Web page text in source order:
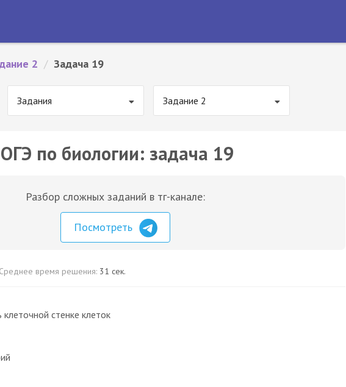
2 / Задача 19
Задания Задание 2
по биологии: задача 19
Разбор сложных заданий в тг-канале:
Посмотреть
Среднее время решения: 31 сек.
стенке клеток